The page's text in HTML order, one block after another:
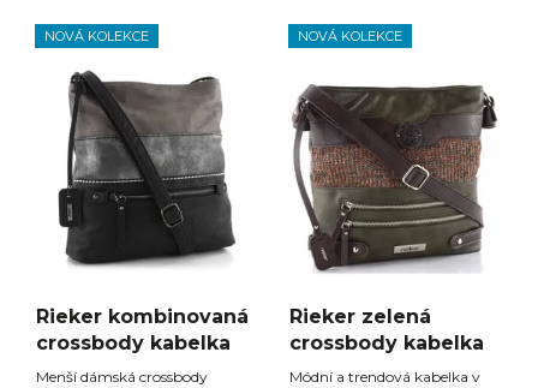
NOVÁ KOLEKCE
Rieker kombinovaná
crossbody kabelka
Menší dámská crossbody
NOVÁ KOLEKCE
Rieker zelená
crossbody kabelka
Módní a trendová kabelka v